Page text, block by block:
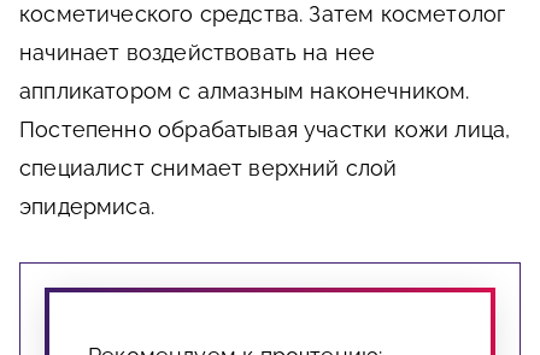
косметического средства. Затем косметолог
начинает воздействовать на нее
аппликатором с алмазным наконечником.
Постепенно обрабатывая участки кожи лица,
специалист снимает верхний слой
эпидермиса.